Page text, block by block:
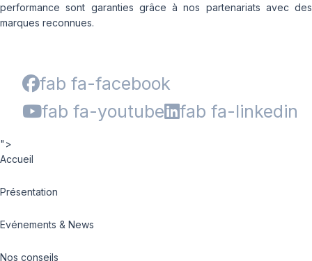
performance sont garanties grâce à nos partenariats avec des
marques reconnues.
fab fa-facebook
fab fa-youtube
fab fa-linkedin
">
Accueil
Présentation
Evénements & News
Nos conseils